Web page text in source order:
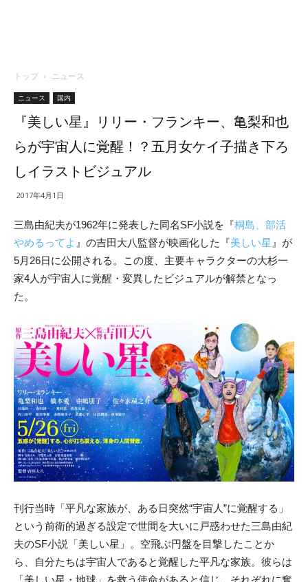
トップ ニュース
ニュース 国内
『美しい星』リリー・フランキー、亀梨和也
らが宇宙人に覚醒！？五月女ケイ子描き下ろ
しイラストビジュアル
2017年4月1日
三島由紀夫が1962年に発表した同名SF小説を『桐島、部活
やめるってよ 』の吉田大八監督が映画化した『美しい星 』が
5月26日に公開される。この度、 主要キャラクターの大杉一
家4人が宇宙人に覚醒・変異したビジュアルが解禁となっ
た。
刊行当時「平凡な家族が、ある日突然“宇宙人”に覚醒する」
という前衛的過ぎる設定で世間を大いに戸惑わせた三島由紀
夫のSF小説「美しい星」。空飛ぶ円盤を目撃したことか
ら、自分たちは宇宙人であると覚醒した平凡な家族。彼らは
「美しい星・地球」を救う使命があると信じ、それぞれに奮